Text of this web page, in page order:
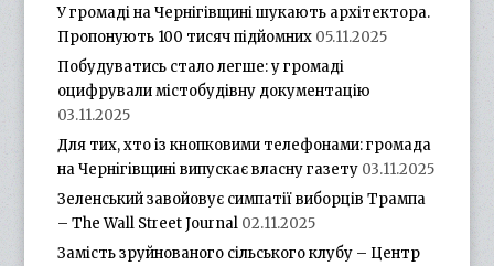
У громаді на Чернігівщині шукають архітектора.
Пропонують 100 тисяч підйомних 05.11.2025
Побудуватись стало легше: у громаді
оцифрували містобудівну документацію
03.11.2025
Для тих, хто із кнопковими телефонами: громада
на Чернігівщині випускає власну газету 03.11.2025
Зеленський завойовує симпатії виборців Трампа
– The Wall Street Journal 02.11.2025
Замість зруйнованого сільського клубу – Центр